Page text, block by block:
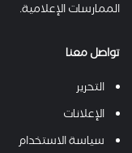
الممارسات الإعلامية.
تواصل معنا
التحرير
الإعلانات
سياسة الاستخدام